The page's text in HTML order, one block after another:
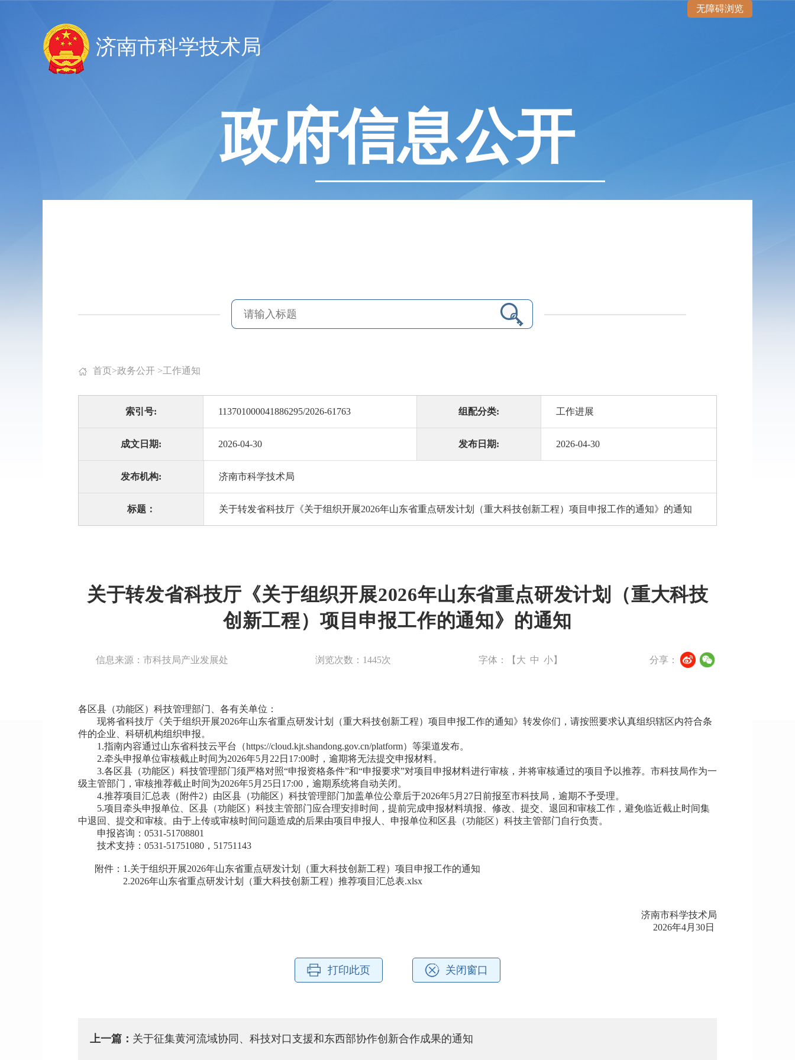
无障碍浏览
济南市科学技术局
政府信息公开
首页>政务公开 >工作通知
索引号: 113701000041886295/2026-61763 组配分类: 工作进展
成文日期: 2026-04-30 发布日期: 2026-04-30
发布机构: 济南市科学技术局
标题： 关于转发省科技厅《关于组织开展2026年山东省重点研发计划（重大科技创新工程）项目申报工作的通知》的通知
关于转发省科技厅《关于组织开展2026年山东省重点研发计划（重大科技
创新工程）项目申报工作的通知》的通知
信息来源：市科技局产业发展处 浏览次数： 1445次 字体：【 大 中 小】 分享：
各区县（功能区）科技管理部门、各有关单位：
现将省科技厅《关于组织开展2026年山东省重点研发计划（重大科技创新工程）项目申报工作的通知》转发你们，请按照要求认真组织辖区内符合条
件的企业、科研机构组织申报。
1.指南内容通过山东省科技云平台（https://cloud.kjt.shandong.gov.cn/platform）等渠道发布。
2.牵头申报单位审核截止时间为2026年5月22日17:00时，逾期将无法提交申报材料。
3.各区县（功能区）科技管理部门须严格对照“申报资格条件”和“申报要求”对项目申报材料进行审核，并将审核通过的项目予以推荐。市科技局作为一
级主管部门，审核推荐截止时间为2026年5月25日17:00，逾期系统将自动关闭。
4.推荐项目汇总表（附件2）由区县（功能区）科技管理部门加盖单位公章后于2026年5月27日前报至市科技局，逾期不予受理。
5.项目牵头申报单位、区县（功能区）科技主管部门应合理安排时间，提前完成申报材料填报、修改、提交、退回和审核工作，避免临近截止时间集
中退回、提交和审核。由于上传或审核时间问题造成的后果由项目申报人、申报单位和区县（功能区）科技主管部门自行负责。
申报咨询：0531-51708801
技术支持：0531-51751080，51751143
附件：1.关于组织开展2026年山东省重点研发计划（重大科技创新工程）项目申报工作的通知
2.2026年山东省重点研发计划（重大科技创新工程）推荐项目汇总表.xlsx
济南市科学技术局
2026年4月30日
打印此页 关闭窗口
上一篇： 关于征集黄河流域协同、科技对口支援和东西部协作创新合作成果的通知